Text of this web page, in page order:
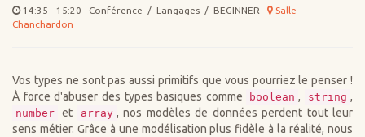
14:35 - 15:20 Conférence / Langages / BEGINNER
Salle
Chanchardon
Vos types ne sont pas aussi primitifs que vous pourriez le penser !
À force d'abuser des types basiques comme
boolean , string ,
number et array , nos modèles de données perdent tout leur
sens métier. Grâce à une modélisation plus fidèle à la réalité, nous